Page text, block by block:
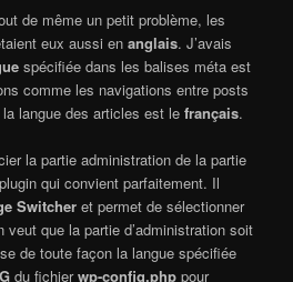
de même un petit problème, les
eux aussi enanglais. J’avais
spécifiée dans les balises méta est
comme les navigations entre posts
langue des articles est lefrançais.
la partie administration de la partie
qui convient parfaitement. Il
Switcher et permet de sélectionner
veut que la partie d’administration soit
de toute façon la langue spécifiée
du fichierwp-config.php pour